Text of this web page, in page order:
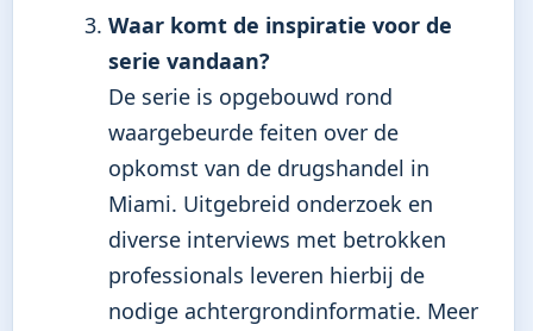
Waar komt de inspiratie voor de
serie vandaan?
De serie is opgebouwd rond
waargebeurde feiten over de
opkomst van de drugshandel in
Miami. Uitgebreid onderzoek en
diverse interviews met betrokken
professionals leveren hierbij de
nodige achtergrondinformatie. Meer